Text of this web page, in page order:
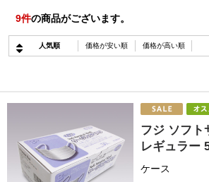
9件の商品がございます。
人気順 価格が安い順 価格が高い順
フジ ソフト
レギュラー
ケース